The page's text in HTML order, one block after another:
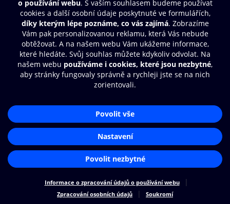
© O2 Czech Republic a.s.
Nákupní řád
Přístupnost
Zásady zpracování osobních údajů
Cookies
Aplikace O2 Knihovna
Čti a poslouchej své e-knihy a
audioknihy rychleji a pohodlněji.